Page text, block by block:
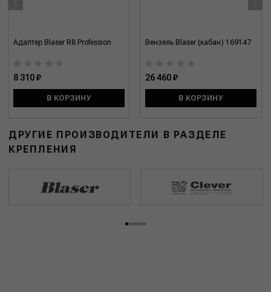
Адаптер Blaser R8 Profession
8 310 ₽
В КОРЗИНУ
Вензель Blaser (кабан) 169147
26 460 ₽
В КОРЗИНУ
ДРУГИЕ ПРОИЗВОДИТЕЛИ В РАЗДЕЛЕ
КРЕПЛЕНИЯ